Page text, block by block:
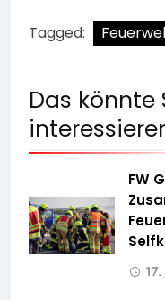
Tagged:
Das könnte
FW